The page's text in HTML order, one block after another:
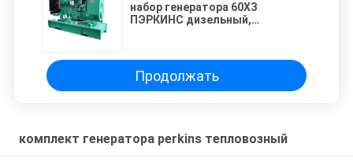
набор генератора 60ХЗ
ПЭРКИНС дизельный,
ДСЭ6020
Продолжать
комплект генератора perkins тепловозный